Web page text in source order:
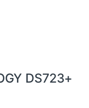
DS723+